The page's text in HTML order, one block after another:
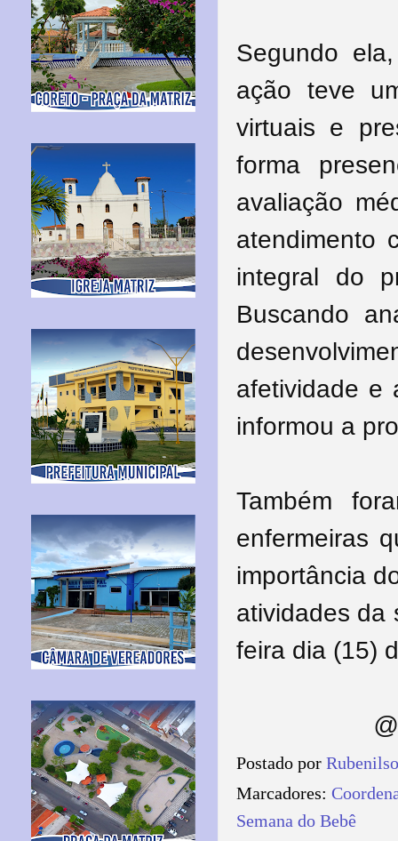
Segundo
ação teve
virtuais e
forma
avaliação
atendimento
integral do
Buscando
afetividade e
informou a
Também
enfermeiras
importância
atividades da
feira dia (15)
Postado por
Marcadores:
Semana do Bebê